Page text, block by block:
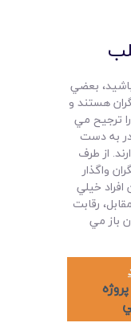
باشيد، بعضي
هستند و
ترجيح مي
به دست
از طرف
واگذار
خيلي
رقابت
باز مي